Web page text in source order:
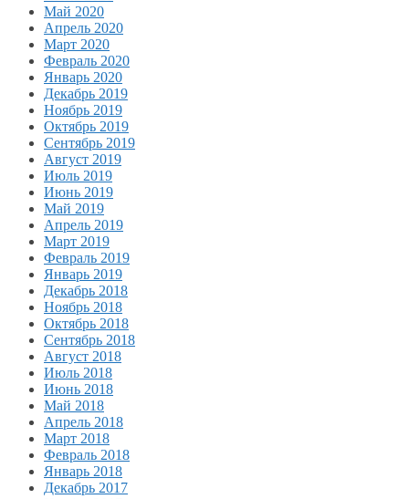
Май 2020
Апрель 2020
Март 2020
Февраль 2020
Январь 2020
Декабрь 2019
Ноябрь 2019
Октябрь 2019
Сентябрь 2019
Август 2019
Июль 2019
Июнь 2019
Май 2019
Апрель 2019
Март 2019
Февраль 2019
Январь 2019
Декабрь 2018
Ноябрь 2018
Октябрь 2018
Сентябрь 2018
Август 2018
Июль 2018
Июнь 2018
Май 2018
Апрель 2018
Март 2018
Февраль 2018
Январь 2018
Декабрь 2017